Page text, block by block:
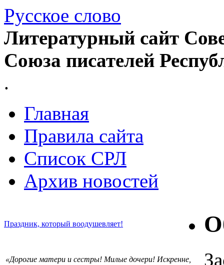
Русское слово
Литературный сайт
Союза писателей
.
Главная
Правила сайта
Список СРЛ
Архив новостей
Праздник, который воодушевляет!
«Дорогие матери и сестры! Милые дочери! Искренне,